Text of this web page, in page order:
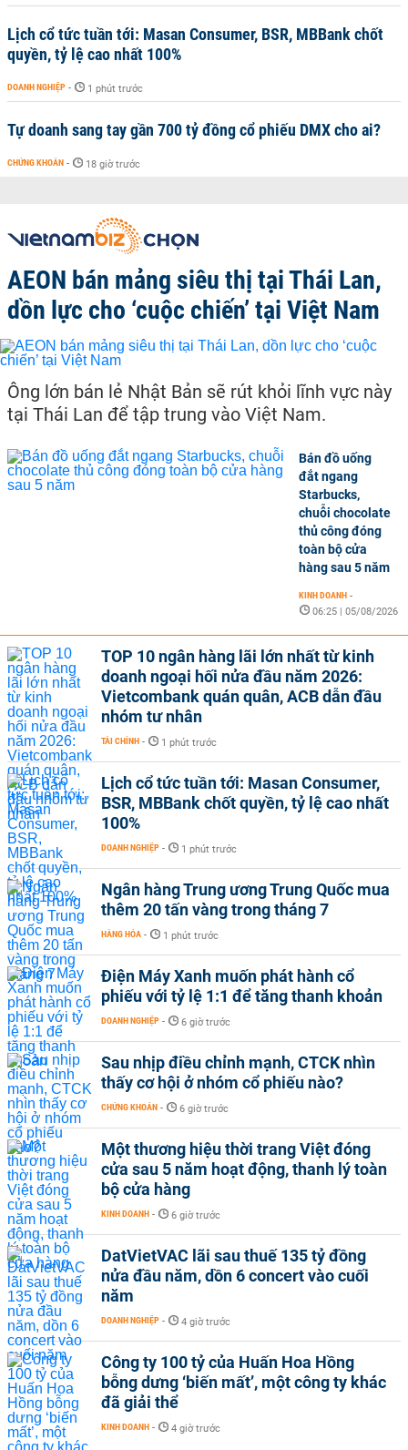
Lịch cổ tức tuần tới: Masan Consumer, BSR, MBBank chốt
quyền, tỷ lệ cao nhất 100%
DOANH NGHIỆP - 1 phút trước
Tự doanh sang tay gần 700 tỷ đồng cổ phiếu DMX cho ai?
CHỨNG KHOÁN - 18 giờ trước
AEON bán mảng siêu thị tại Thái Lan,
dồn lực cho ‘cuộc chiến’ tại Việt Nam
Ông lớn bán lẻ Nhật Bản sẽ rút khỏi lĩnh vực này
tại Thái Lan để tập trung vào Việt Nam.
Bán đồ uống
đắt ngang
Starbucks,
chuỗi chocolate
thủ công đóng
toàn bộ cửa
hàng sau 5 năm
KINH DOANH -
06:25 | 05/08/2026
TOP 10 ngân hàng lãi lớn nhất từ kinh
doanh ngoại hối nửa đầu năm 2026:
Vietcombank quán quân, ACB dẫn đầu
nhóm tư nhân
TÀI CHÍNH - 1 phút trước
Lịch cổ tức tuần tới: Masan Consumer,
BSR, MBBank chốt quyền, tỷ lệ cao nhất
100%
DOANH NGHIỆP - 1 phút trước
Ngân hàng Trung ương Trung Quốc mua
thêm 20 tấn vàng trong tháng 7
HÀNG HÓA - 1 phút trước
Điện Máy Xanh muốn phát hành cổ
phiếu với tỷ lệ 1:1 để tăng thanh khoản
DOANH NGHIỆP - 6 giờ trước
Sau nhịp điều chỉnh mạnh, CTCK nhìn
thấy cơ hội ở nhóm cổ phiếu nào?
CHỨNG KHOÁN - 6 giờ trước
Một thương hiệu thời trang Việt đóng
cửa sau 5 năm hoạt động, thanh lý toàn
bộ cửa hàng
KINH DOANH - 6 giờ trước
DatVietVAC lãi sau thuế 135 tỷ đồng
nửa đầu năm, dồn 6 concert vào cuối
năm
DOANH NGHIỆP - 4 giờ trước
Công ty 100 tỷ của Huấn Hoa Hồng
bỗng dưng ‘biến mất’, một công ty khác
đã giải thể
KINH DOANH - 4 giờ trước